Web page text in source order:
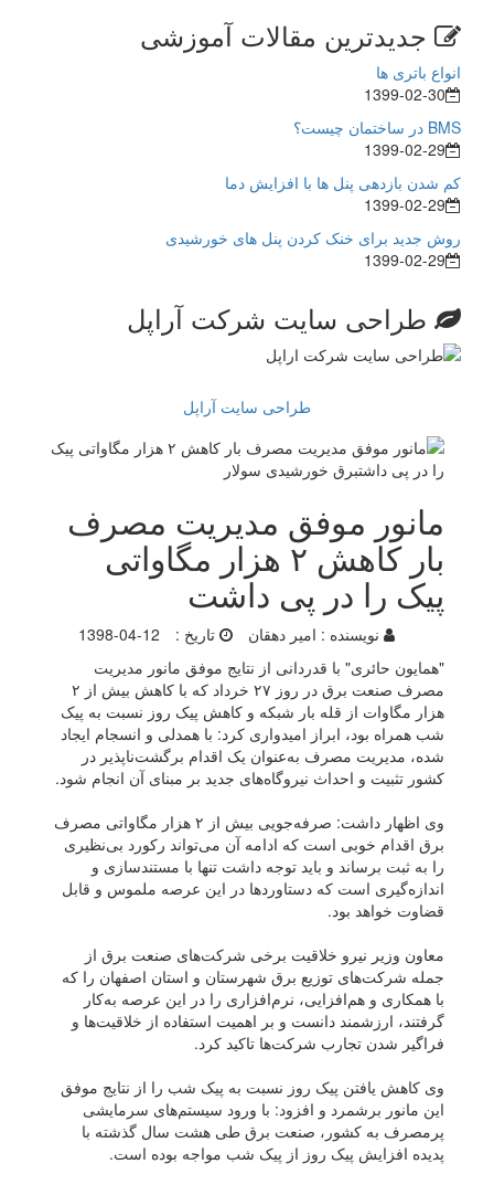
جدیدترین مقالات آموزشی
انواع باتری ها
1399-02-30
BMS در ساختمان چیست؟
1399-02-29
کم شدن بازدهی پنل ها با افزایش دما
1399-02-29
روش جدید برای خنک کردن پنل های خورشیدی
1399-02-29
طراحی سایت شرکت آراپل
طراحی سایت آراپل
مانور موفق مدیریت مصرف
بار کاهش ۲ هزار مگاواتی
پیک را در پی داشت
نویسنده : امیر دهقان تاریخ :
1398-04-12
"همایون حائری" با قدردانی از نتایج موفق مانور مدیریت
مصرف صنعت برق در روز ۲۷ خرداد که با کاهش بیش از ۲
هزار مگاوات از قله بار شبکه و کاهش پیک روز نسبت به پیک
شب همراه بود، ابراز امیدواری کرد: با همدلی و انسجام ایجاد
شده، مدیریت مصرف به‌عنوان یک اقدام برگشت‌ناپذیر در
کشور تثبیت و احداث نیروگاه‌های جدید بر مبنای آن انجام شود.
وی اظهار داشت: صرفه‌جویی بیش از ۲ هزار مگاواتی مصرف
برق اقدام خوبی است که ادامه آن می‌تواند رکورد بی‌نظیری
را به ثبت برساند و باید توجه داشت تنها با مستندسازی و
اندازه‌گیری است که دستاورد‌ها در این عرصه ملموس و قابل
قضاوت خواهد بود.
معاون وزیر نیرو خلاقیت برخی شرکت‌های صنعت برق از
جمله شرکت‌های توزیع برق شهرستان و استان اصفهان را که
با همکاری و هم‌افزایی، نرم‌افزاری را در این عرصه به‌کار
گرفتند، ارزشمند دانست و بر اهمیت استفاده از خلاقیت‌ها و
فراگیر شدن تجارب شرکت‌ها تاکید کرد.
وی کاهش یافتن پیک روز نسبت به پیک شب را از نتایج موفق
این مانور برشمرد و افزود: با ورود سیستم‌های سرمایشی
پرمصرف به کشور، صنعت برق طی هشت سال گذشته با
پدیده افزایش پیک روز از پیک شب مواجه بوده است.